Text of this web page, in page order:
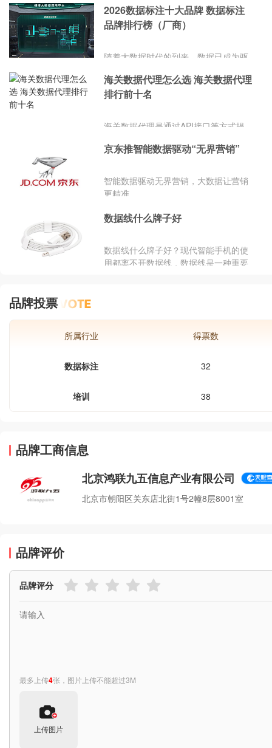
2026数据标注十大品牌 数据标注
品牌排行榜（厂商）
随着大数据时代的到来，数据已成为驱
作为挖掘数据价值的第一道工序，其重
要性不言而喻。正确理解和选用合适的
化水平，更是推动整个社会数字化转型
海关数据代理怎么选 海关数据代理
排行前十名
海关数据代理是通过API接口等方式提
括进出口商品的详细信息，如商品名
京东推智能数据驱动“无界营销”
智能数据驱动无界营销，大数据让营销
更精准
数据线什么牌子好
数据线什么牌子好？现代智能手机的使
用都离不开数据线，数据线是一种重要
呢？数据线接口类型有哪些？今天品牌
品牌投票
所属行业 得票数
数据标注 32
培训 38
品牌工商信息
北京鸿联九五信息产业有限公司
北京市朝阳区关东店北街1号2幢8层8001室
品牌评价
品牌评分
最多上传4张，图片上传不能超过3M
上传图片